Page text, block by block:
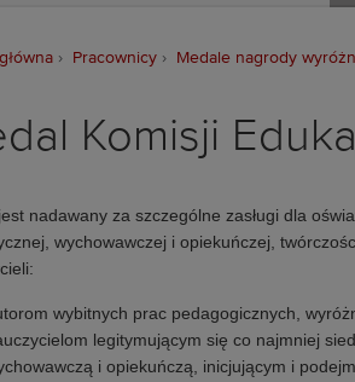
Pracownicy Medale nagrody
Komisji
nadawany za szczególne zasługi dla
wychowawczej i opiekuńczej,
wybitnych prac pedagogicznych,
legitymującym się co najmniej
i opiekuńczą, inicjującym i